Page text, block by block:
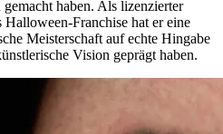
haben. Als lizenzierter
Franchise hat er eine
Meisterschaft auf echte Hingabe
Vision geprägt haben.